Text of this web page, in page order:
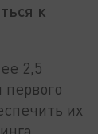
к
2,5
их